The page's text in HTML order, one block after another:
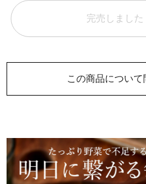
完売しました
この商品について